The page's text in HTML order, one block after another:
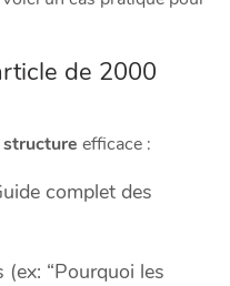
de 2000
structure efficace :
complet des
“Pourquoi les